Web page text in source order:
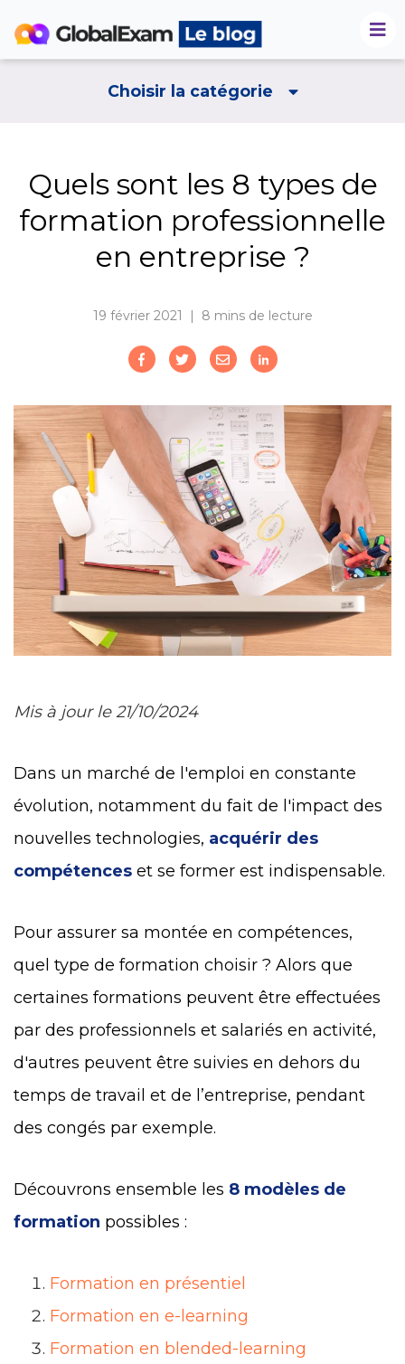
Choisir la catégorie
Quels sont les 8 types de
formation professionnelle
en entreprise ?
19 février 2021 | 8 mins de lecture
Mis à jour le 21/10/2024
Dans un marché de l'emploi en constante
évolution, notamment du fait de l'impact des
nouvelles technologies, acquérir des
compétences et se former est indispensable.
Pour assurer sa montée en compétences,
quel type de formation choisir ? Alors que
certaines formations peuvent être effectuées
par des professionnels et salariés en activité,
d'autres peuvent être suivies en dehors du
temps de travail et de l’entreprise, pendant
des congés par exemple.
Découvrons ensemble les 8 modèles de
formation possibles :
Formation en présentiel
Formation en e-learning
Formation en blended-learning